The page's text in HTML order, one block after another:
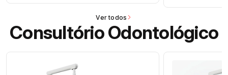
Ver todos
Consultório Odontológico